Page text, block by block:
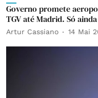
Governo promete
TGV até Madrid. Só
Artur Cassiano 14 Mai